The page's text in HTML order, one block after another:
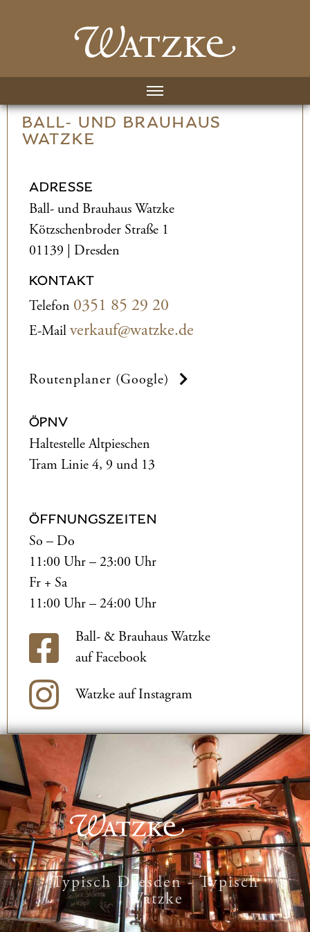
BALL- UND­ BRAUHAUS
WATZKE
ADRESSE
Ball- und­ Brauhaus Watzke
Kötzschenbroder Straße 1
01139 | Dresden
KONTAKT
Telefon 0351 85 29 20
E-Mailverkauf@watzke.de
Routenplaner (Google)
ÖPNV
Haltestelle Altpieschen
Tram Linie 4, 9 und 13
ÖFFNUNGSZEITEN
So – Do
11:00 Uhr – 23:00 Uhr
Fr + Sa
11:00 Uhr – 24:00 Uhr
Ball- & Brauhaus Watzke
auf Facebook
Watzke auf Instagram
Typisch Dresden - Typisch
Watzke